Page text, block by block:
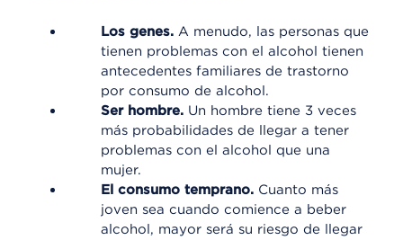
Los genes. A menudo, las personas que
tienen problemas con el alcohol tienen
antecedentes familiares de trastorno
por consumo de alcohol.
Ser hombre. Un hombre tiene 3 veces
más probabilidades de llegar a tener
problemas con el alcohol que una
mujer.
El consumo temprano. Cuanto más
joven sea cuando comience a beber
alcohol, mayor será su riesgo de llegar